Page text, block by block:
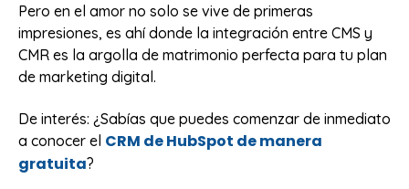
Pero en el amor no solo se vive de primeras
impresiones, es ahí donde la integración entre CMS y
CMR es la argolla de matrimonio perfecta para tu plan
de marketing digital.
De interés: ¿Sabías que puedes comenzar de inmediato
a conocer el CRM de HubSpot de manera
gratuita?